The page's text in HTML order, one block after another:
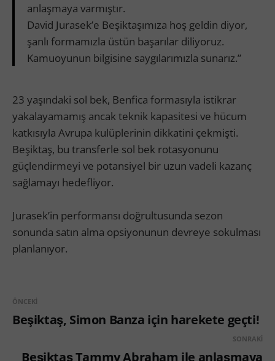
anlaşmaya varmıştır.
David Jurasek’e Beşiktaşımıza hoş geldin diyor,
şanlı formamızla üstün başarılar diliyoruz.
Kamuoyunun bilgisine saygılarımızla sunarız.”
23 yaşındaki sol bek, Benfica formasıyla istikrar
yakalayamamış ancak teknik kapasitesi ve hücum
katkısıyla Avrupa kulüplerinin dikkatini çekmişti.
Beşiktaş, bu transferle sol bek rotasyonunu
güçlendirmeyi ve potansiyel bir uzun vadeli kazanç
sağlamayı hedefliyor.
Jurasek’in performansı doğrultusunda sezon
sonunda satın alma opsiyonunun devreye sokulması
planlanıyor.
ÖNCEKI
Beşiktaş, Simon Banza için harekete geçti!
SONRAKI
Beşiktaş Tammy Abraham ile anlaşmaya